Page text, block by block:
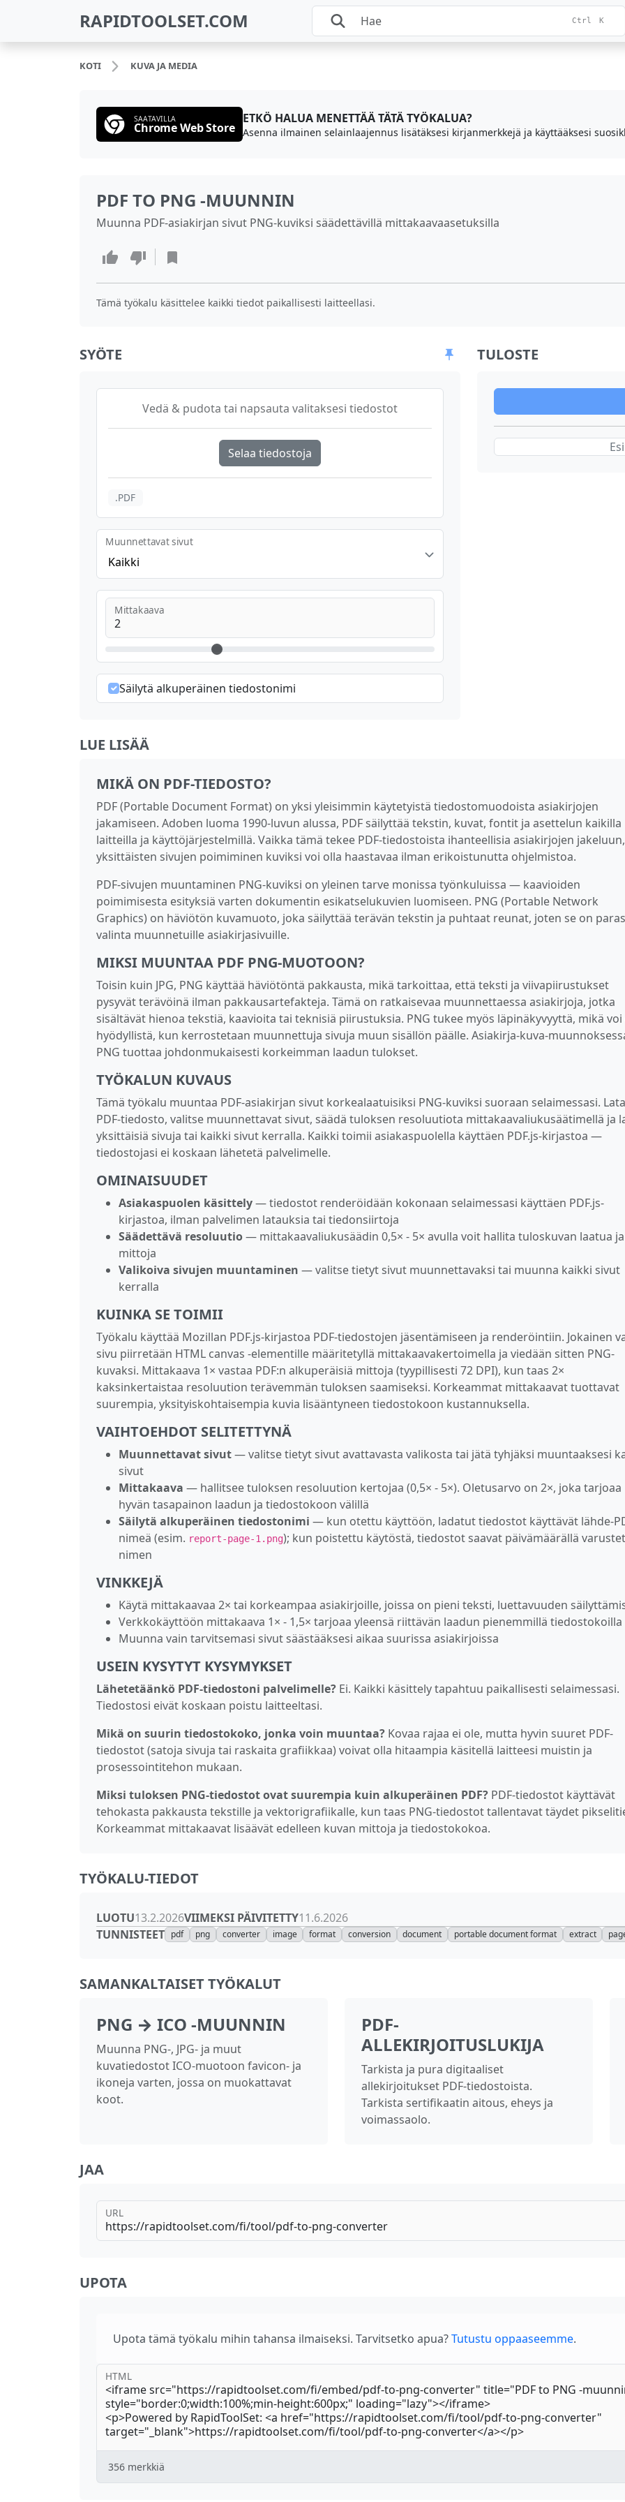
RAPIDTOOLSET.COM Ctrl K
KOTI KUVA JA MEDIA
SAATAVILLA
Chrome Web Store
ETKÖ HALUA MENETTÄÄ TÄTÄ TYÖKALUA?
Asenna ilmainen selainlaajennus lisätäksesi kirjanmerkkejä ja käyttääksesi
PDF TO PNG -MUUNNIN
Muunna PDF-asiakirjan sivut PNG-kuviksi säädettävillä mittakaavaasetuksilla
Tämä työkalu käsittelee kaikki tiedot paikallisesti laitteellasi.
SYÖTE
Vedä & pudota tai napsauta valitaksesi tiedostot
Selaa tiedostoja
.PDF
Kaikki
Muunnettavat sivut
Mittakaava
Säilytä alkuperäinen tiedostonimi
TULOSTE
LUE LISÄÄ
MIKÄ ON PDF-TIEDOSTO?
PDF (Portable Document Format) on yksi yleisimmin käytetyistä tiedostomuodoista asiakirjojen
jakamiseen. Adoben luoma 1990-luvun alussa, PDF säilyttää tekstin, kuvat, fontit ja asettelun kaikilla
laitteilla ja käyttöjärjestelmillä. Vaikka tämä tekee PDF-tiedostoista ihanteellisia asiakirjojen jakeluun,
yksittäisten sivujen poimiminen kuviksi voi olla haastavaa ilman erikoistunutta ohjelmistoa.
PDF-sivujen muuntaminen PNG-kuviksi on yleinen tarve monissa työnkuluissa — kaavioiden
poimimisesta esityksiä varten dokumentin esikatselukuvien luomiseen. PNG (Portable Network
Graphics) on häviötön kuvamuoto, joka säilyttää terävän tekstin ja puhtaat reunat, joten se on paras
valinta muunnetuille asiakirjasivuille.
MIKSI MUUNTAA PDF PNG-MUOTOON?
Toisin kuin JPG, PNG käyttää häviötöntä pakkausta, mikä tarkoittaa, että teksti ja viivapiirustukset
pysyvät terävöinä ilman pakkausartefakteja. Tämä on ratkaisevaa muunnettaessa asiakirjoja, jotka
sisältävät hienoa tekstiä, kaavioita tai teknisiä piirustuksia. PNG tukee myös läpinäkyvyyttä, mikä voi
hyödyllistä, kun kerrostetaan muunnettuja sivuja muun sisällön päälle. Asiakirja-kuva-
PNG tuottaa johdonmukaisesti korkeimman laadun tulokset.
TYÖKALUN KUVAUS
Tämä työkalu muuntaa PDF-asiakirjan sivut korkealaatuisiksi PNG-kuviksi suoraan selaimessasi.
PDF-tiedosto, valitse muunnettavat sivut, säädä tuloksen resoluutiota mittakaavaliukusäätimellä ja
yksittäisiä sivuja tai kaikki sivut kerralla. Kaikki toimii asiakaspuolella käyttäen PDF.js-kirjastoa —
tiedostojasi ei koskaan lähetetä palvelimelle.
OMINAISUUDET
Asiakaspuolen käsittely— tiedostot renderöidään kokonaan selaimessasi käyttäen PDF.js-
kirjastoa, ilman palvelimen latauksia tai tiedonsiirtoja
Säädettävä resoluutio— mittakaavaliukusäädin 0,5× - 5× avulla voit hallita tuloskuvan laatua ja
mittoja
Valikoiva sivujen muuntaminen — valitse tietyt sivut muunnettavaksi tai muunna kaikki sivut
kerralla
KUINKA SE TOIMII
Työkalu käyttää Mozillan PDF.js-kirjastoa PDF-tiedostojen jäsentämiseen ja renderöintiin. Jokainen
sivu piirretään HTML canvas -elementille määritetyllä mittakaavakertoimella ja viedään sitten PNG-
kuvaksi. Mittakaava 1× vastaa PDF:n alkuperäisiä mittoja (tyypillisesti 72 DPI), kun taas 2×
kaksinkertaistaa resoluution terävemmän tuloksen saamiseksi. Korkeammat mittakaavat tuottavat
suurempia, yksityiskohtaisempia kuvia lisääntyneen tiedostokoon kustannuksella.
VAIHTOEHDOT SELITETTYNÄ
Muunnettavat sivut— valitse tietyt sivut avattavasta valikosta tai jätä tyhjäksi muuntaaksesi
sivut
Mittakaava — hallitsee tuloksen resoluution kertojaa (0,5× - 5×). Oletusarvo on 2×, joka tarjoaa
hyvän tasapainon laadun ja tiedostokoon välillä
Säilytä alkuperäinen tiedostonimi — kun otettu käyttöön, ladatut tiedostot käyttävät lähde-
nimeä (esim. report-page-1.png); kun poistettu käytöstä, tiedostot saavat päivämäärällä
nimen
VINKKEJÄ
Käytä mittakaavaa 2× tai korkeampaa asiakirjoille, joissa on pieni teksti, luettavuuden
Verkkokäyttöön mittakaava 1× - 1,5× tarjoaa yleensä riittävän laadun pienemmillä tiedostokoilla
Muunna vain tarvitsemasi sivut säästääksesi aikaa suurissa asiakirjoissa
USEIN KYSYTYT KYSYMYKSET
Lähetetäänkö PDF-tiedostoni palvelimelle? Ei. Kaikki käsittely tapahtuu paikallisesti selaimessasi.
Tiedostosi eivät koskaan poistu laitteeltasi.
Mikä on suurin tiedostokoko, jonka voin muuntaa? Kovaa rajaa ei ole, mutta hyvin suuret PDF-
tiedostot (satoja sivuja tai raskaita grafiikkaa) voivat olla hitaampia käsitellä laitteesi muistin ja
prosessointitehon mukaan.
Miksi tuloksen PNG-tiedostot ovat suurempia kuin alkuperäinen PDF? PDF-tiedostot käyttävät
tehokasta pakkausta tekstille ja vektorigrafiikalle, kun taas PNG-tiedostot tallentavat täydet
Korkeammat mittakaavat lisäävät edelleen kuvan mittoja ja tiedostokokoa.
TYÖKALU-TIEDOT
LUOTU13.2.2026VIIMEKSI PÄIVITETTY11.6.2026
TUNNISTEET pdf png converter image format conversion document portable document format extract
SAMANKALTAISET TYÖKALUT
PNG → ICO -MUUNNIN
Muunna PNG-, JPG- ja muut
kuvatiedostot ICO-muotoon favicon- ja
ikoneja varten, jossa on muokattavat
koot.
PDF-
ALLEKIRJOITUSLUKIJA
Tarkista ja pura digitaaliset
allekirjoitukset PDF-tiedostoista.
Tarkista sertifikaatin aitous, eheys ja
voimassaolo.
JAA
URL
UPOTA
Upota tämä työkalu mihin tahansa ilmaiseksi. Tarvitsetko apua?Tutustu oppaaseemme.
HTML
356 merkkiä